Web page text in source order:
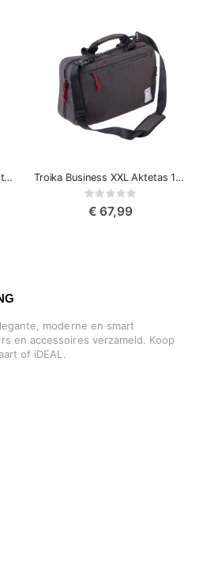
Greenburry 17" XL Grote Laptoptas Vintage leer
Troika Business XXL Aktetas 15.4" Laptoptas
Rating:
€ 67,99
moderne en smart
en accessoires verzameld. Koop
of iDEAL.